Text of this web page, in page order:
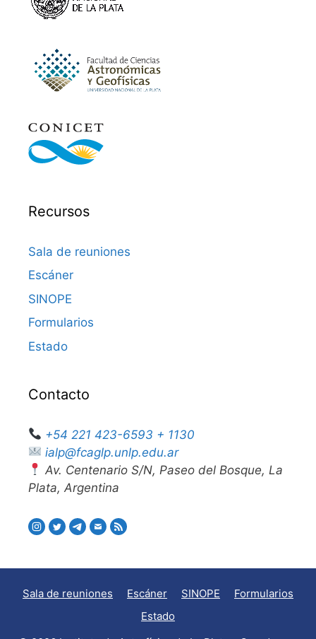
Recursos
Sala de reuniones
Escáner
SINOPE
Formularios
Estado
Contacto
+54 221 423-6593 + 1130
ialp@fcaglp.unlp.edu.ar
Av. Centenario S/N, Paseo del Bosque, La
Plata, Argentina
Sala de reuniones Escáner SINOPE
Formularios
Estado